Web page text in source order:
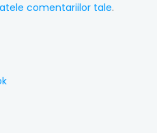
comentariilor tale.